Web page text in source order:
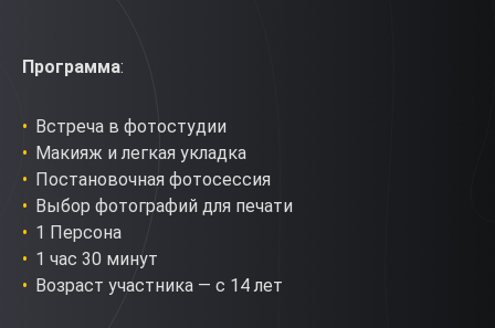
Программа:
Встреча в фотостудии
Макияж и легкая укладка
Постановочная фотосессия
Выбор фотографий для печати
1 Персона
1 час 30 минут
Возраст участника — с 14 лет